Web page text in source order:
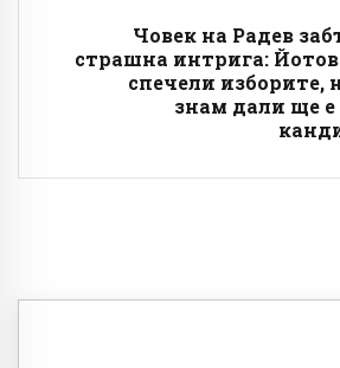
Човек на Радев
страшна интрига:
спечели изборите,
знам дали ще